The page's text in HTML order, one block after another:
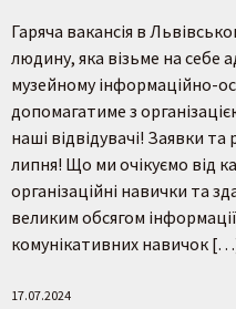
Гаряча вакансія в
людину, яка візьме на себе
музейному інформаційно-
допомагатиме з
наші відвідувачі! Заявки
липня! Що ми очікуємо від
організаційні навички та
великим обсягом
комунікативних навичок
17.07.2024